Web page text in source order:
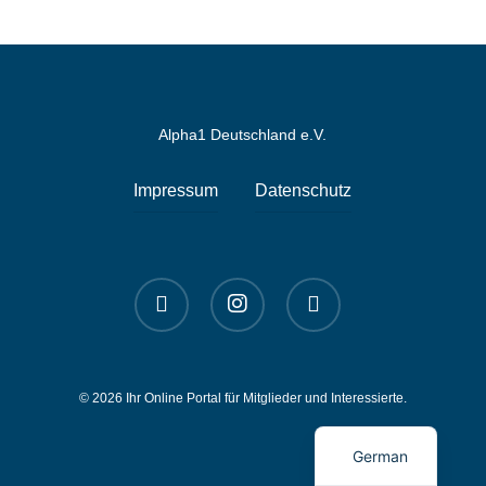
Alpha1 Deutschland e.V.
Impressum Datenschutz
linkedin instagram spotify
© 2026 Ihr Online Portal für Mitglieder und Interessierte.
German